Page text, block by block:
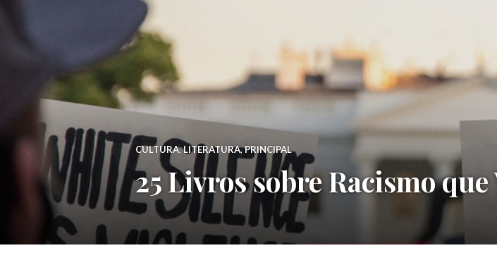
CULTURA,LITERATURA,PRINCIPAL
25 Livros sobre Racismo